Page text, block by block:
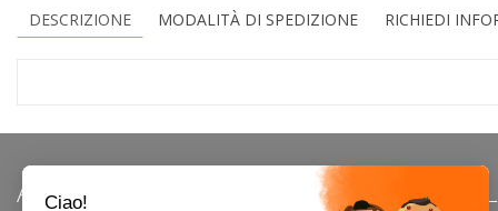
DESCRIZIONE MODALITÀ DI SPEDIZIONE RICHIEDI
AREA UTENTE LINK